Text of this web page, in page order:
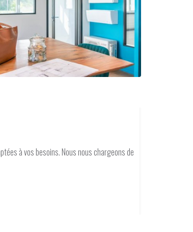
à vos besoins. Nous nous chargeons de